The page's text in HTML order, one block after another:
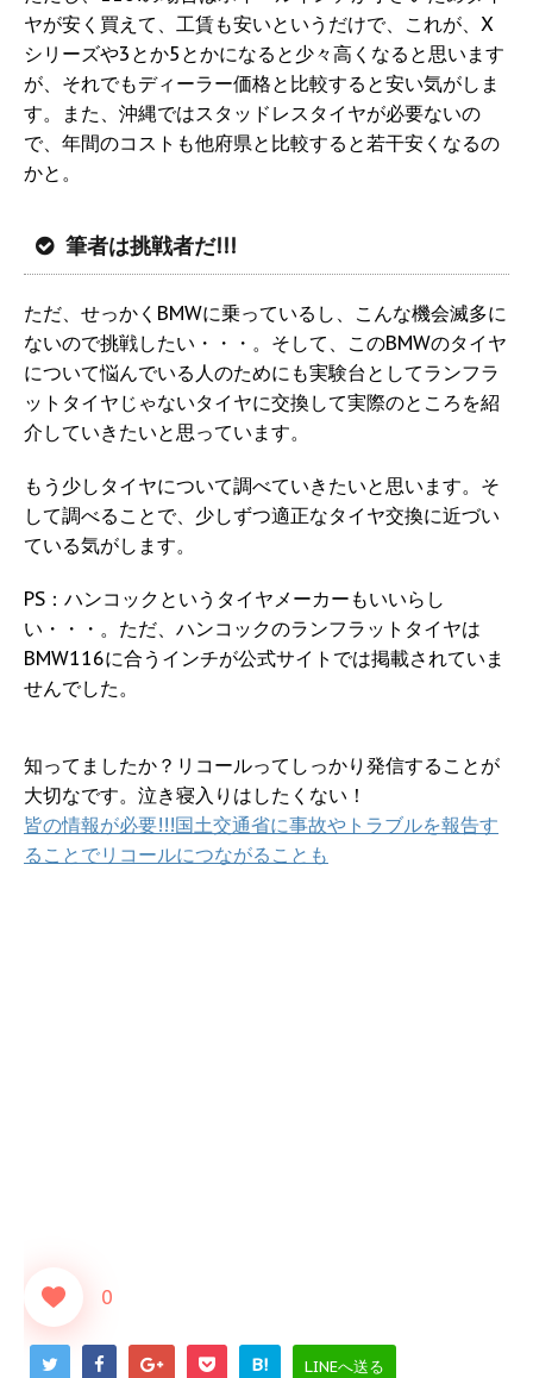
ヤが安く買えて、工賃も安いというだけで、これが、X
シリーズや3とか5とかになると少々高くなると思います
が、それでもディーラー価格と比較すると安い気がしま
す。また、沖縄ではスタッドレスタイヤが必要ないの
で、年間のコストも他府県と比較すると若干安くなるの
かと。
筆者は挑戦者だ!!!
ただ、せっかくBMWに乗っているし、こんな機会滅多に
ないので挑戦したい・・・。そして、このBMWのタイヤ
について悩んでいる人のためにも実験台としてランフラ
ットタイヤじゃないタイヤに交換して実際のところを紹
介していきたいと思っています。
もう少しタイヤについて調べていきたいと思います。そ
して調べることで、少しずつ適正なタイヤ交換に近づい
ている気がします。
PS：ハンコックというタイヤメーカーもいいらし
い・・・。ただ、ハンコックのランフラットタイヤは
BMW116に合うインチが公式サイトでは掲載されていま
せんでした。
知ってましたか？リコールってしっかり発信することが
大切なです。泣き寝入りはしたくない！
皆の情報が必要!!!国土交通省に事故やトラブルを報告す
ることでリコールにつながることも
0
B! LINEへ送る